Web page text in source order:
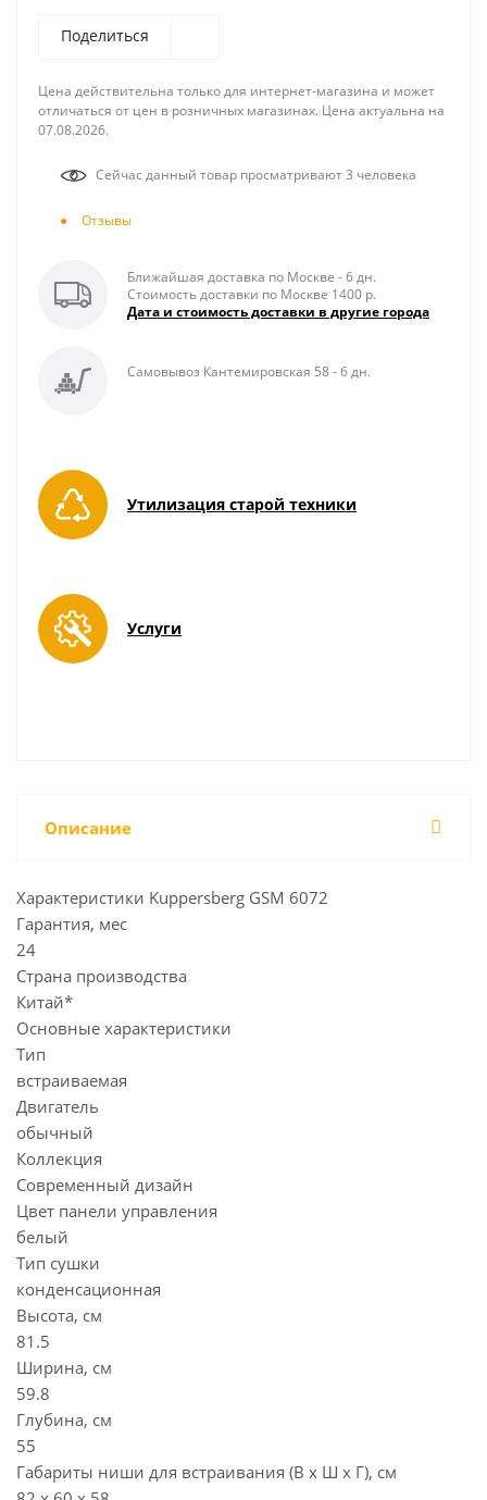
Поделиться
Цена действительна только для интернет-магазина и может
отличаться от цен в розничных магазинах. Цена актуальна на
07.08.2026.
Сейчас данный товар просматривают 3 человека
Отзывы
Ближайшая доставка по Москве - 6 дн.
Стоимость доставки по Москве 1400 р.
Дата и стоимость доставки в другие города
Самовывоз Кантемировская 58 - 6 дн.
Утилизация старой техники
Услуги
Описание
Характеристики Kuppersberg GSM 6072
Гарантия, мес
24
Страна производства
Китай*
Основные характеристики
Тип
встраиваемая
Двигатель
обычный
Коллекция
Современный дизайн
Цвет панели управления
белый
Тип сушки
конденсационная
Высота, см
81.5
Ширина, см
59.8
Глубина, см
55
Габариты ниши для встраивания (В х Ш х Г), см